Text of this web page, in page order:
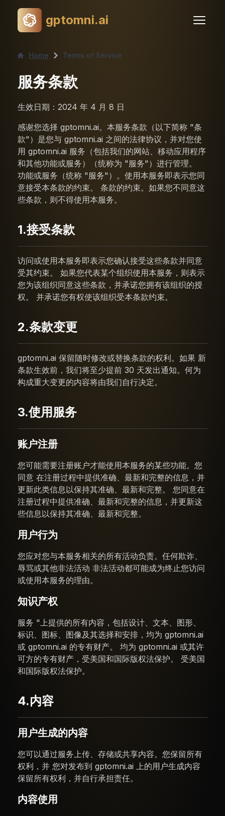
gptomni.ai
Home Terms of Service
服务条款
生效日期：2024 年 4 月 8 日
感谢您选择 gptomni.ai。本服务条款（以下简称 "条
款"）是您与 gptomni.ai 之间的法律协议，并对您使
用 gptomni.ai 服务（包括我们的网站、移动应用程序
和其他功能或服务）（统称为 "服务"）进行管理。
功能或服务（统称 "服务"）。使用本服务即表示您同
意接受本条款的约束。 条款的约束。如果您不同意这
些条款，则不得使用本服务。
1.接受条款
访问或使用本服务即表示您确认接受这些条款并同意
受其约束。 如果您代表某个组织使用本服务，则表示
您为该组织同意这些条款，并承诺您拥有该组织的授
权。 并承诺您有权使该组织受本条款约束。
2.条款变更
gptomni.ai 保留随时修改或替换条款的权利。如果 新
条款生效前，我们将至少提前 30 天发出通知。何为
构成重大变更的内容将由我们自行决定。
3.使用服务
账户注册
您可能需要注册账户才能使用本服务的某些功能。您
同意 在注册过程中提供准确、最新和完整的信息，并
更新此类信息以保持其准确、最新和完整。 您同意在
注册过程中提供准确、最新和完整的信息，并更新这
些信息以保持其准确、最新和完整。
用户行为
您应对您与本服务相关的所有活动负责。任何欺诈、
辱骂或其他非法活动 非法活动都可能成为终止您访问
或使用本服务的理由。
知识产权
服务 "上提供的所有内容，包括设计、文本、图形、
标识、图标、图像及其选择和安排，均为 gptomni.ai
或 gptomni.ai 的专有财产。 均为 gptomni.ai 或其许
可方的专有财产，受美国和国际版权法保护。 受美国
和国际版权法保护。
4.内容
用户生成的内容
您可以通过服务上传、存储或共享内容。您保留所有
权利，并 您对发布到 gptomni.ai 上的用户生成内容
保留所有权利，并自行承担责任。
内容使用